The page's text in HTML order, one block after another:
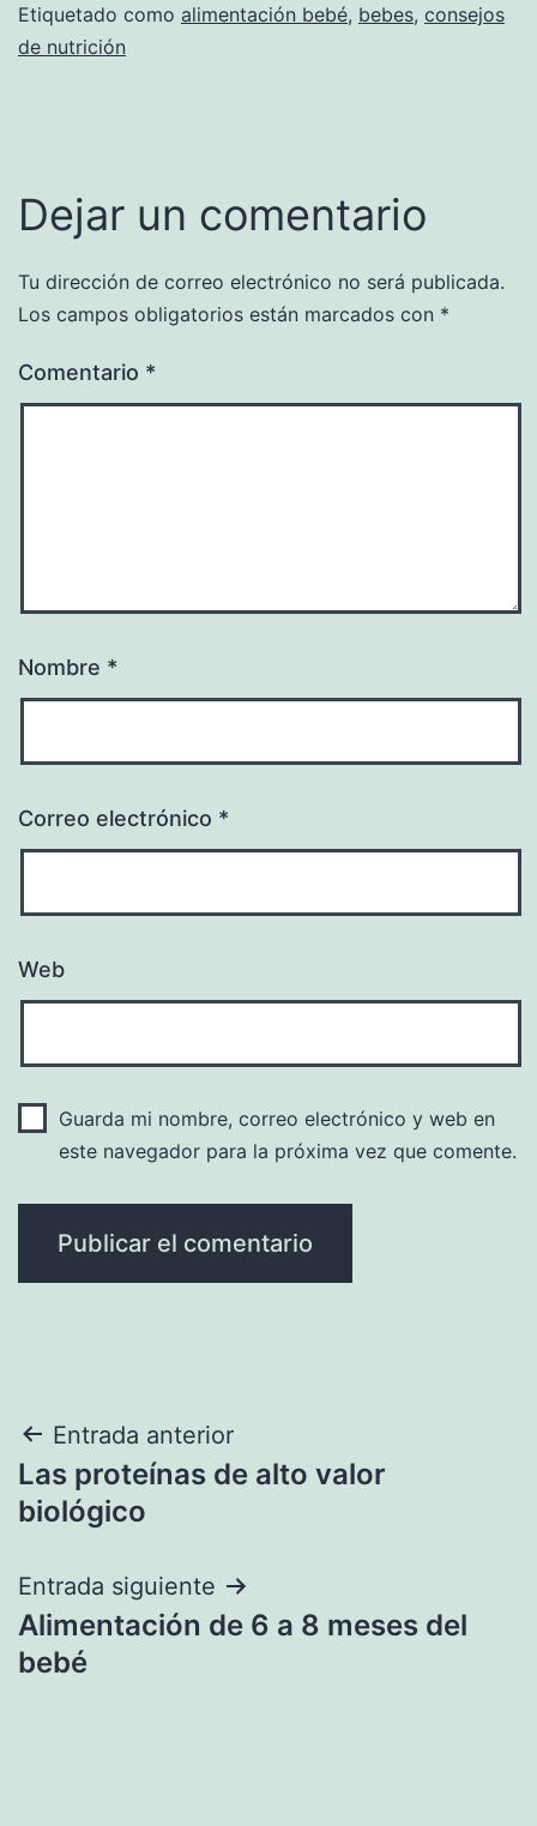
Etiquetado como alimentación bebé, bebes, consejos
de nutrición
Dejar un comentario
Tu dirección de correo electrónico no será publicada.
Los campos obligatorios están marcados con *
Comentario *
Nombre *
Correo electrónico *
Web
Guarda mi nombre, correo electrónico y web en
este navegador para la próxima vez que comente.
Navegación
de
Entrada anterior
Las proteínas de alto valor
biológico
Entrada siguiente
Alimentación de 6 a 8 meses del
bebé